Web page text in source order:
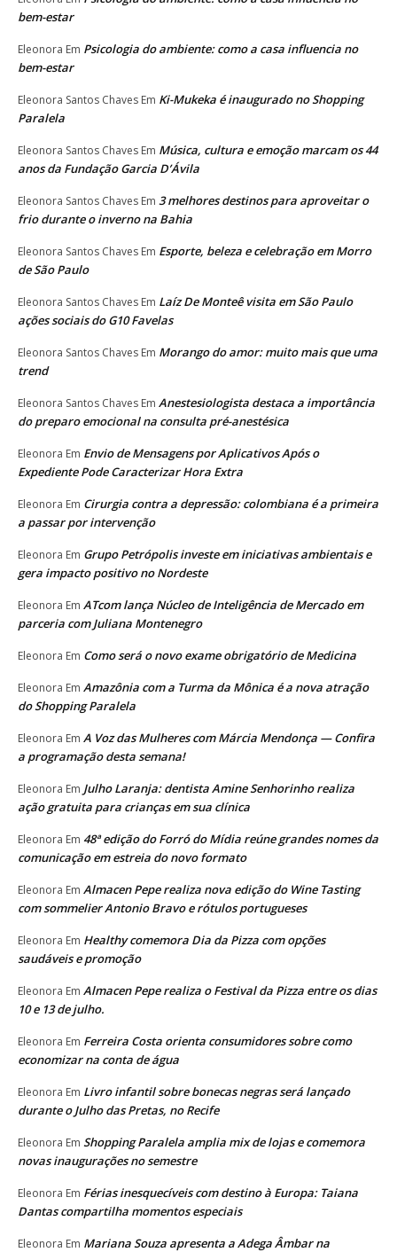
bem-estar
Eleonora Em Psicologia do ambiente: como a casa influencia no
bem-estar
Eleonora Santos Chaves Em Ki-Mukeka é inaugurado no Shopping
Paralela
Eleonora Santos Chaves Em Música, cultura e emoção marcam os 44
anos da Fundação Garcia D’Ávila
Eleonora Santos Chaves Em 3 melhores destinos para aproveitar o
frio durante o inverno na Bahia
Eleonora Santos Chaves Em Esporte, beleza e celebração em Morro
de São Paulo
Eleonora Santos Chaves Em Laíz De Monteê visita em São Paulo
ações sociais do G10 Favelas
Eleonora Santos Chaves Em Morango do amor: muito mais que uma
trend
Eleonora Santos Chaves Em Anestesiologista destaca a importância
do preparo emocional na consulta pré-anestésica
Eleonora Em Envio de Mensagens por Aplicativos Após o
Expediente Pode Caracterizar Hora Extra
Eleonora Em Cirurgia contra a depressão: colombiana é a primeira
a passar por intervenção
Eleonora Em Grupo Petrópolis investe em iniciativas ambientais e
gera impacto positivo no Nordeste
Eleonora Em ATcom lança Núcleo de Inteligência de Mercado em
parceria com Juliana Montenegro
Eleonora Em Como será o novo exame obrigatório de Medicina
Eleonora Em Amazônia com a Turma da Mônica é a nova atração
do Shopping Paralela
Eleonora Em A Voz das Mulheres com Márcia Mendonça — Confira
a programação desta semana!
Eleonora Em Julho Laranja: dentista Amine Senhorinho realiza
ação gratuita para crianças em sua clínica
Eleonora Em 48ª edição do Forró do Mídia reúne grandes nomes da
comunicação em estreia do novo formato
Eleonora Em Almacen Pepe realiza nova edição do Wine Tasting
com sommelier Antonio Bravo e rótulos portugueses
Eleonora Em Healthy comemora Dia da Pizza com opções
saudáveis e promoção
Eleonora Em Almacen Pepe realiza o Festival da Pizza entre os dias
10 e 13 de julho.
Eleonora Em Ferreira Costa orienta consumidores sobre como
economizar na conta de água
Eleonora Em Livro infantil sobre bonecas negras será lançado
durante o Julho das Pretas, no Recife
Eleonora Em Shopping Paralela amplia mix de lojas e comemora
novas inaugurações no semestre
Eleonora Em Férias inesquecíveis com destino à Europa: Taiana
Dantas compartilha momentos especiais
Eleonora Em Mariana Souza apresenta a Adega Âmbar na